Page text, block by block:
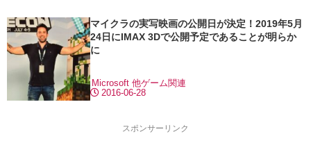
マイクラの実写映画の公開日が決定！2019年5月
24日にIMAX 3Dで公開予定であることが明らか
に
2016-06-28
Microsoft 他ゲーム関連
スポンサーリンク